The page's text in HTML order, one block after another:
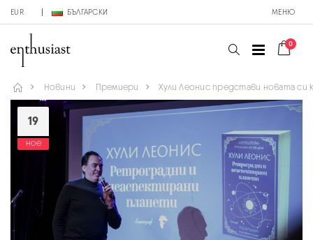
EUR БЪЛГАРСКИ МЕНЮ
0
Новини Премиери Хули Леонис представи новата си
19
ное